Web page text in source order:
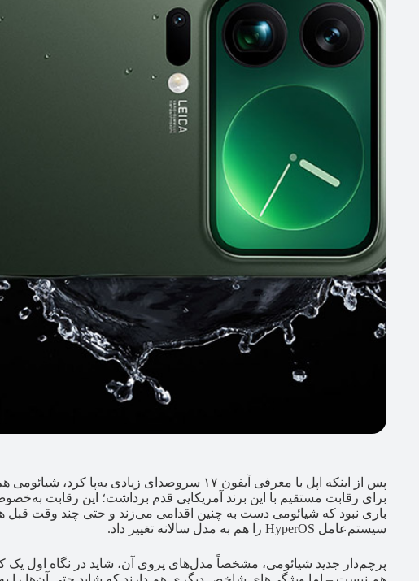
برای رقابت مستقیم با این برند آمریکایی قدم برداشت؛ این رقابت
باری نبود که شیائومی دست به چنین اقدامی می‌زند و حتی چند وقت قبل
سیستم‌عامل HyperOS را هم به مدل سالانه تغییر داد.
پرچم‌دار جدید شیائومی، مشخصاً مدل‌های پروی آن، شاید در نگاه اول یک